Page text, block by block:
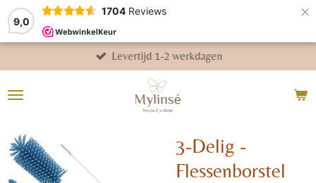
9,0
1704 Reviews ×
Levertijd 1-2 werkdagen
3-Delig -
Flessenborstel